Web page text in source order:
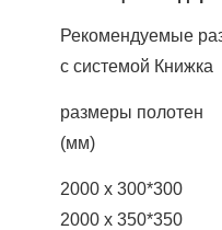
Рекомендуемые
с системой Книжка
размеры полотен
(мм)
2000 х 300*300
2000 х 350*350